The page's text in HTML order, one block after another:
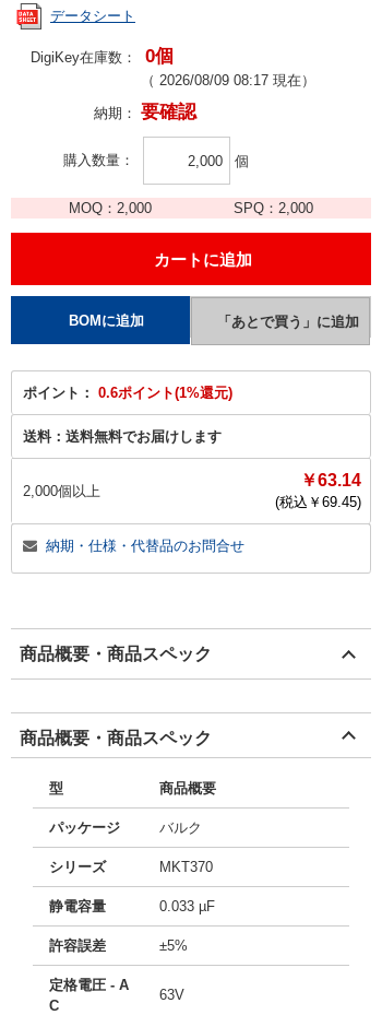
データシート
DigiKey在庫数： 0個
（ 2026/08/09 08:17 現在）
納期： 要確認
購入数量 個
MOQ： 2,000 SPQ：2,000
ポイント： 0.6ポイント(1%還元)
送料： 送料無料でお届けします
2,000個以上
￥63.14
(税込￥ 69.45)
納期・仕様・代替品のお問合せ
商品概要・商品スペック
商品概要・商品スペック
型 商品概要
パッケージ バルク
シリーズ MKT370
静電容量 0.033 µF
許容誤差 ±5%
定格電圧 - A
C
63V